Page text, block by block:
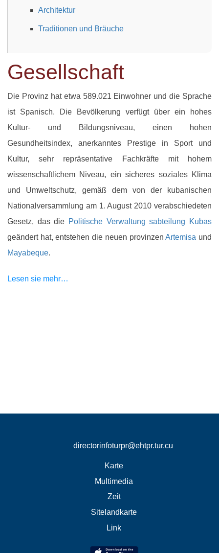
Architektur
Traditionen und Bräuche
Gesellschaft
Die Provinz hat etwa 589.021 Einwohner und die Sprache
ist Spanisch. Die Bevölkerung verfügt über ein hohes
Kultur- und Bildungsniveau, einen hohen
Gesundheitsindex, anerkanntes Prestige in Sport und
Kultur, sehr repräsentative Fachkräfte mit hohem
wissenschaftlichem Niveau, ein sicheres soziales Klima
und Umweltschutz, gemäß dem von der kubanischen
Nationalversammlung am 1. August 2010 verabschiedeten
Gesetz, das die Politische Verwaltung sabteilung Kubas
geändert hat, entstehen die neuen provinzenArtemisa und
Mayabeque.
Lesen sie mehr…
directorinfoturpr@ehtpr.tur.cu
Karte
Multimedia
Zeit
Sitelandkarte
Link